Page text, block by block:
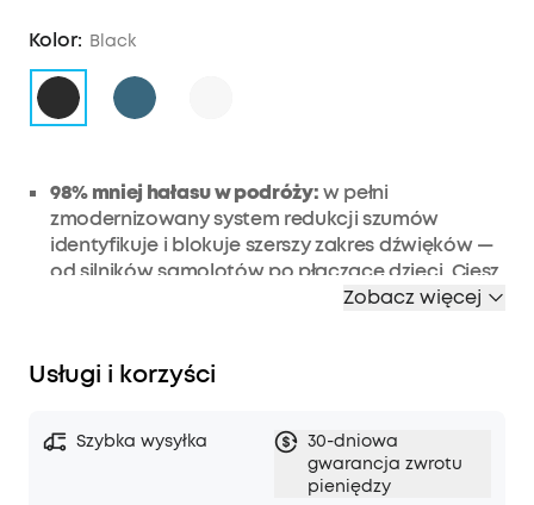
Kolor: Black
98% mniej hałasu w podróży:w pełni
zmodernizowany system redukcji szumów
identyfikuje i blokuje szerszy zakres dźwięków —
od silników samolotów po płaczące dzieci. Ciesz
się osobistą przestrzenią, gdziekolwiek jesteś,
Każda przestrzeń może być Twoja:
zewnątrz, jedziesz do pracy, czy lecisz
samolotem, adaptacyjny system redukcji hałasu
słuchawek Space Q45 automatycznie wybierze
Zobacz więcej
Usługi i korzyści
Szybka wysyłka
30-dniowa
gwarancja zwrotu
pieniędzy